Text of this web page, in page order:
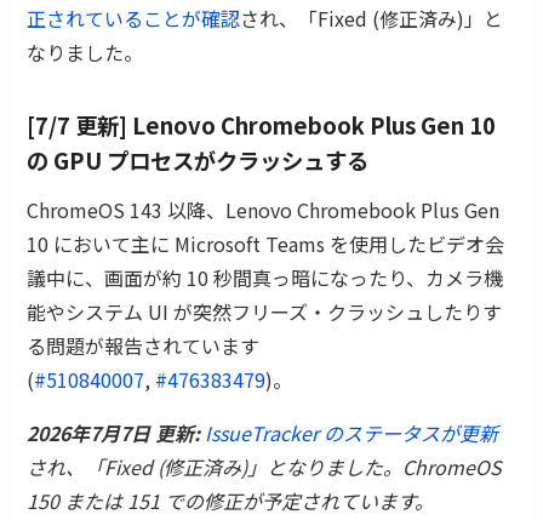
正されていることが確認され、「Fixed (修正済み)」と
なりました。
[7/7 更新] Lenovo Chromebook Plus Gen 10
の GPU プロセスがクラッシュする
ChromeOS 143 以降、Lenovo Chromebook Plus Gen
10 において主に Microsoft Teams を使用したビデオ会
議中に、画面が約 10 秒間真っ暗になったり、カメラ機
能やシステム UI が突然フリーズ・クラッシュしたりす
る問題が報告されています
(#510840007, #476383479)。
2026年7月7日 更新: IssueTracker のステータスが更新
され、「Fixed (修正済み)」となりました。ChromeOS
150 または 151 での修正が予定されています。